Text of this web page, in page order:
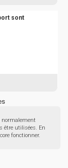
sont
normalement
être utilisées. En
fonctionner.